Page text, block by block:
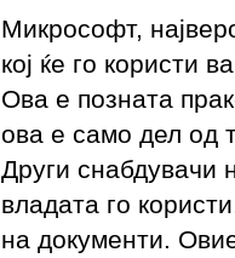
Микрософт,
кој ќе го користи
Ова е позната
ова е само дел од
Други снабдувачи
владата го
на документи.